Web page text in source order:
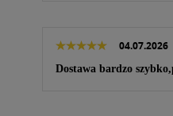
04.07.2026
Dostawa bardzo